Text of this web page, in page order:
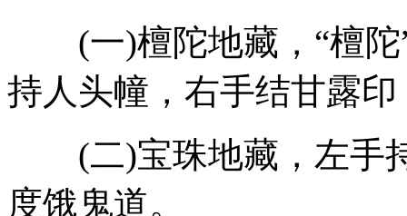
(一)檀陀地藏，“檀陀
持人头幢，右手结甘露
(二)宝珠地藏，左手
度饿鬼道。